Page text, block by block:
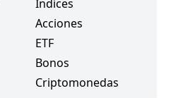
Índices
Acciones
ETF
Bonos
Criptomonedas